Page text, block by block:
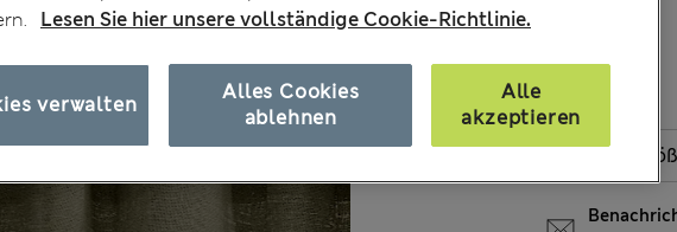
Lesen Sie hier unsere vollständige Cookie-Richtlinie.
Alles Cookies
ablehnen
Alle
akzeptieren
verwalten